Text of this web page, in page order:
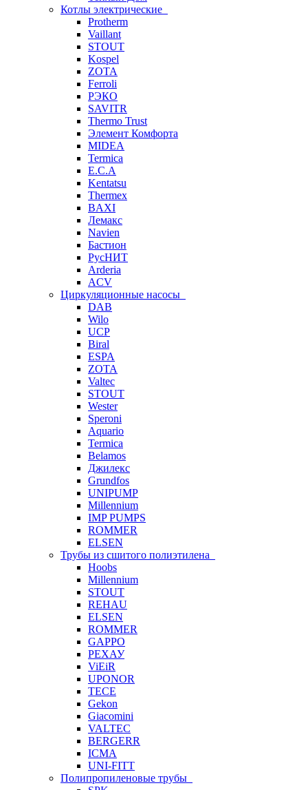
Котлы электрические
Protherm
Vaillant
STOUT
Kospel
ZOTA
Ferroli
РЭКО
SAVITR
Thermo Trust
Элемент Комфорта
MIDEA
Termica
E.C.A
Kentatsu
Thermex
BAXI
Лемакс
Navien
Бастион
РусНИТ
Arderia
ACV
Циркуляционные насосы
DAB
Wilo
UCP
Biral
ESPA
ZOTA
Valtec
STOUT
Wester
Speroni
Aquario
Termica
Belamos
Джилекс
Grundfos
UNIPUMP
Millennium
IMP PUMPS
ROMMER
ELSEN
Трубы из сшитого полиэтилена
Hoobs
Millennium
STOUT
REHAU
ELSEN
ROMMER
GAPPO
РЕХАУ
ViEiR
UPONOR
TECE
Gekon
Giacomini
VALTEC
BERGERR
ICMA
UNI-FITT
Полипропиленовые трубы